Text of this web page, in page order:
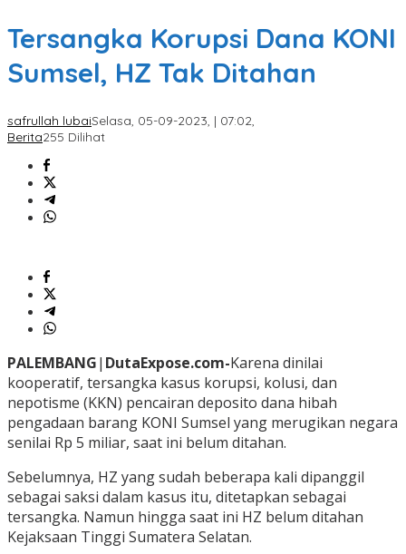
Tersangka Korupsi Dana KONI
Sumsel, HZ Tak Ditahan
safrullah lubaiSelasa, 05-09-2023, | 07:02,
Berita255 Dilihat
PALEMBANG| DutaExpose.com-Karena dinilai
kooperatif, tersangka kasus korupsi, kolusi, dan
nepotisme (KKN) pencairan deposito dana hibah
pengadaan barang KONI Sumsel yang merugikan negara
senilai Rp 5 miliar, saat ini belum ditahan.
Sebelumnya, HZ yang sudah beberapa kali dipanggil
sebagai saksi dalam kasus itu, ditetapkan sebagai
tersangka. Namun hingga saat ini HZ belum ditahan
Kejaksaan Tinggi Sumatera Selatan.